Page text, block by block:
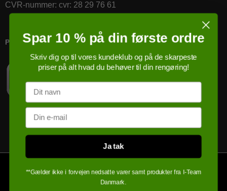
CVR-nummer: cvr: 28 29 76 61
PRICERUNNER KØBSGARANTI
Spar 10 % på din første ordre
Skriv dig op til vores kundeklub og på de skarpeste
priser på alt hvad du behøver til din rengøring!
Navn
Email
Ja tak
**Gælder ikke i forvejen nedsatte varer samt produkter fra I-Team
Danmark.